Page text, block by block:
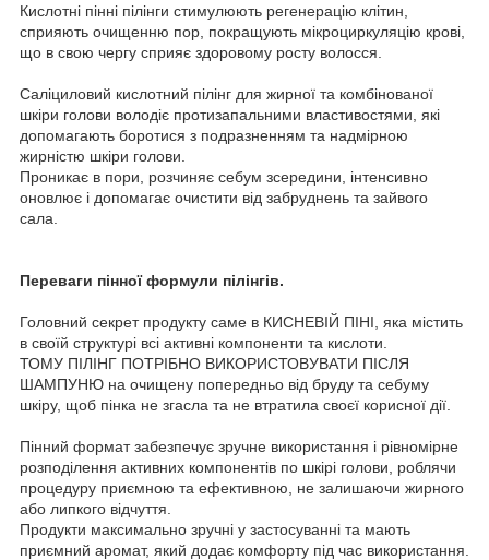
Кислотні пінні пілінги стимулюють регенерацію клітин,
сприяють очищенню пор, покращують мікроциркуляцію крові,
що в свою чергу сприяє здоровому росту волосся.
Саліциловий кислотний пілінг для жирної та комбінованої
шкіри голови володіє протизапальними властивостями, які
допомагають боротися з подразненням та надмірною
жирністю шкіри голови.
Проникає в пори, розчиняє себум зсередини, інтенсивно
оновлює і допомагає очистити від забруднень та зайвого
сала.
Переваги пінної формули пілінгів.
Головний секрет продукту саме в КИСНЕВІЙ ПІНІ, яка містить
в своїй структурі всі активні компоненти та кислоти.
ТОМУ ПІЛІНГ ПОТРІБНО ВИКОРИСТОВУВАТИ ПІСЛЯ
ШАМПУНЮ на очищену попередньо від бруду та себуму
шкіру, щоб пінка не згасла та не втратила своєї корисної дії.
Пінний формат забезпечує зручне використання і рівномірне
розподілення активних компонентів по шкірі голови, роблячи
процедуру приємною та ефективною, не залишаючи жирного
або липкого відчуття.
Продукти максимально зручні у застосуванні та мають
приємний аромат, який додає комфорту під час використання.